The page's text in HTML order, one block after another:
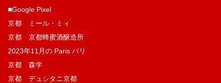
■Google Pixel
京都 ミール・ミィ
京都 京都蜂蜜酒醸造所
2023年11月の Paris パリ
京都 森学
京都 デュシタニ京都